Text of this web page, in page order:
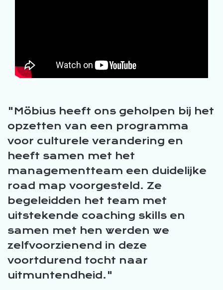
Möbius heeft ons geholpen bij het
opzetten van een programma
voor culturele verandering en
heeft samen met het
managementteam een duidelijke
road map voorgesteld. Ze
begeleidden het team met
uitstekende coaching skills en
samen met hen werden we
zelfvoorzienend in deze
voortdurend tocht naar
uitmuntendheid.